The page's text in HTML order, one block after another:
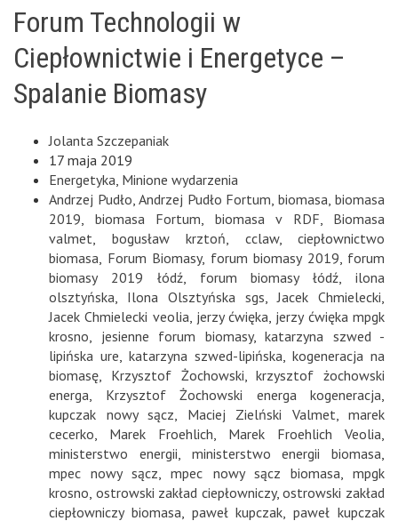
Forum Technologii w
Ciepłownictwie i Energetyce –
Spalanie Biomasy
Jolanta Szczepaniak
17 maja 2019
Energetyka Minione wydarzenia
Andrzej Pudło Andrzej Pudło Fortum ,biomasa ,biomasa
2019
biomasa Fortum biomasa v RDF
Biomasa
valmet
bogusław krztoń cclaw, ciepłownictwo
biomasa Forum Biomasy, forum biomasy 2019 forum
biomasy 2019 łódź, forum biomasy łódź ,ilona
olsztyńska
Ilona Olsztyńska sgs Jacek Chmielecki
Jacek Chmielecki veolia jerzy ćwięka jerzy ćwięka mpgk
krosno
jesienne forum biomasy, katarzyna szwed -
lipińska ure katarzyna szwed-lipińska kogeneracja na
biomasę
Krzysztof Żochowski ,krzysztof żochowski
energa
Krzysztof Żochowski energa kogeneracja
kupczak nowy sącz
Maciej Zielński Valmet
marek
cecerko
Marek Froehlich Marek Froehlich Veolia
ministerstwo energii
ministerstwo energii biomasa
mpec nowy sącz ,mpec nowy sącz biomasa ,mpgk
krosno ostrowski zakład ciepłowniczy,ostrowski zakład
ciepłowniczy biomasa
paweł kupczak ,paweł kupczak